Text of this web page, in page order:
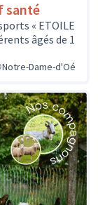
santé
« ETOILE
âgés de 1
Notre-Dame-d'Oé